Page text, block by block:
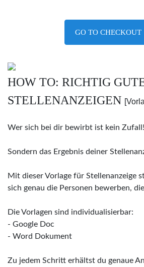
GO TO CHECKOUT
HOW TO: RICHTIG
STELLENANZEIGEN
Wer sich bei dir bewirbt ist kein Zufall!
Sondern das Ergebnis deiner
Mit dieser Vorlage für Stellenanzeige
sich genau die Personen bewerben,
Die Vorlagen sind individualisierbar:
- Google Doc
- Word Dokument
Zu jedem Schritt erhältst du genaue